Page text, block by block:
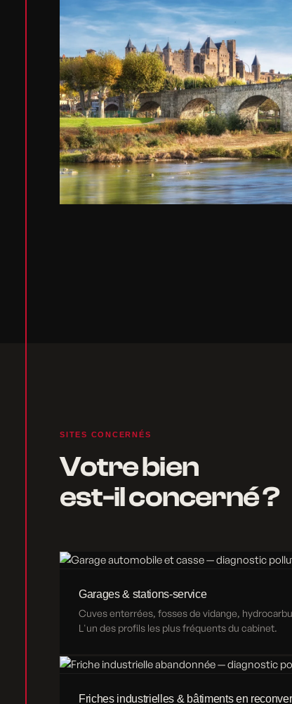
SITES CONCERNÉS
Votre bien
est-il concerné ?
Garages & stations-service
Cuves enterrées, fosses de vidange,
L'un des profils les plus fréquents du cabinet.
Friches industrielles & bâtiments en